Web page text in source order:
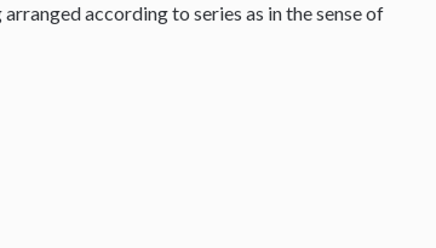
according to series as in the sense of